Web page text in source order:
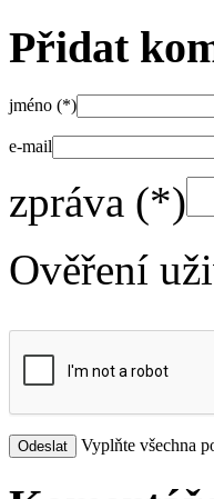
Přidat
jméno (*)
e-mail
zpráva (*)
Ověření
Vyplňte všechna